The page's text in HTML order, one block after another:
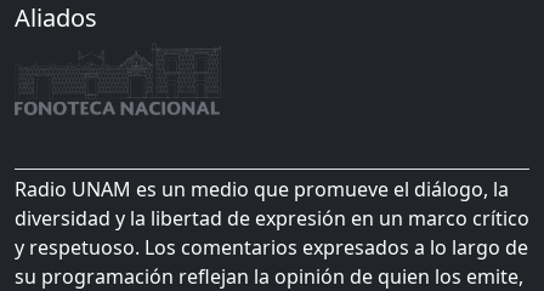
Aliados
Radio UNAM es un medio que promueve el diálogo, la
diversidad y la libertad de expresión en un marco crítico
y respetuoso. Los comentarios expresados a lo largo de
su programación reflejan la opinión de quien los emite,